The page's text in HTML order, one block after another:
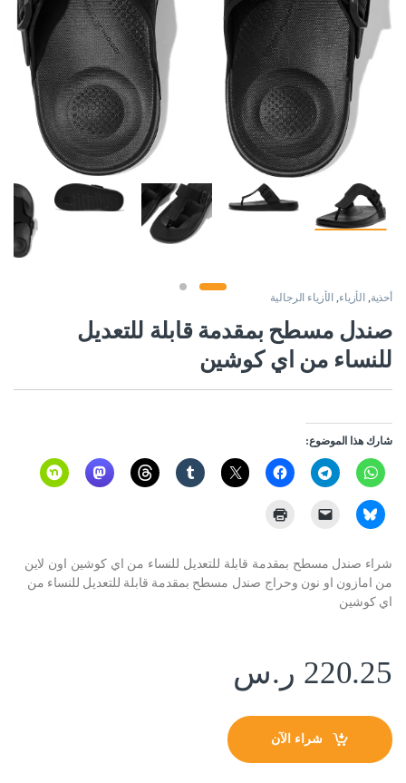
أحذية, الأزياء, الأزياء الرجالية
صندل مسطح بمقدمة قابلة للتعديل
للنساء من اي كوشين
شارك هذا الموضوع:
شراء صندل مسطح بمقدمة قابلة للتعديل للنساء من اي كوشين اون لاين
من امازون او نون وحراج صندل مسطح بمقدمة قابلة للتعديل للنساء من
اي كوشين
220.25 ر.س
شراء الآن